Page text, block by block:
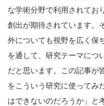
な学術分野で利用されてお
創出が期待されています。
外についても視野を広く保
を通して、研究テーマにつ
だと思います。この記事が
をこういう研究に使ってみ
はできないのだろうか」と